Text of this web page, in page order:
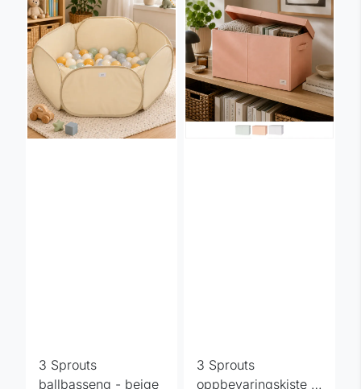
3 Sprouts
ballbasseng - beige
3 Sprouts
oppbevaringskiste -